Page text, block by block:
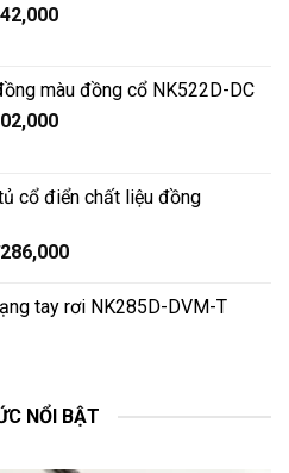
màu đồng cổ NK522D-DC
cổ điển chất liệu đồng
286,000
tay rơi NK285D-DVM-T
NỔI BẬT